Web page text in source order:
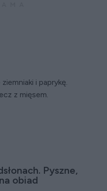
i paprykę.
z mięsem.
Pyszne,
obiad